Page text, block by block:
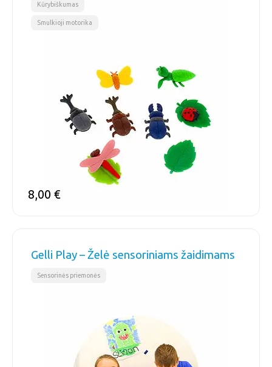
Kūrybiškumas
Smulkioji motorika
8,00 €
Gelli Play – Želė sensoriniams žaidimams
Sensorinės priemonės